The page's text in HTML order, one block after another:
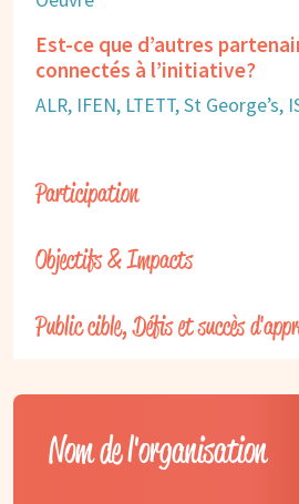
Est-ce que d’autres
connectés à l’initiative?
ALR, IFEN, LTETT, St George’s,
Participation
Objectifs & Impacts
Public cible, Défis et succès
Nom de l'organisation